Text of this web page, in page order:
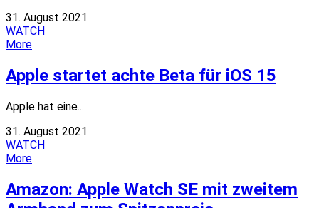
31. August 2021
WATCH
More
Apple startet achte Beta für iOS 15
Apple hat eine...
31. August 2021
WATCH
More
Amazon: Apple Watch SE mit zweitem